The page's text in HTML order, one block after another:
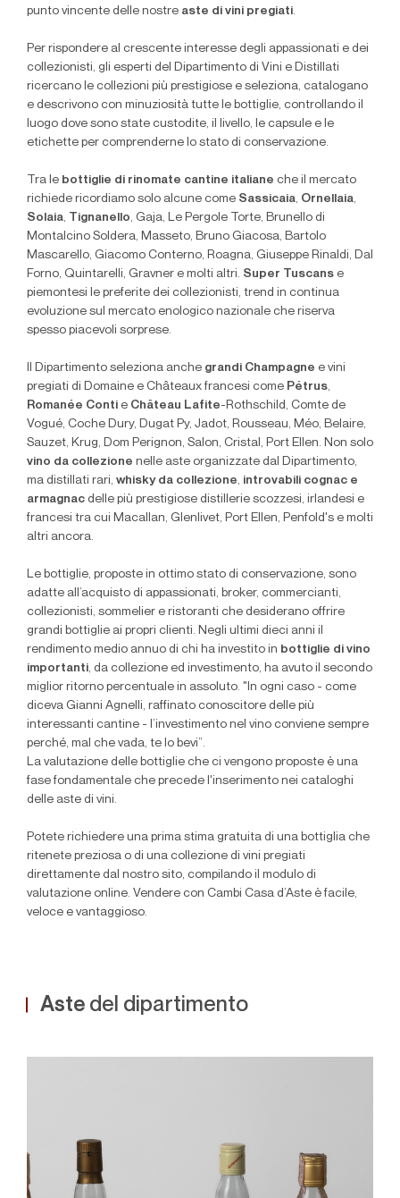
punto vincente delle nostre aste di vini pregiati.
Per rispondere al crescente interesse degli appassionati e dei
collezionisti, gli esperti del Dipartimento di Vini e Distillati
ricercano le collezioni più prestigiose e seleziona, catalogano
e descrivono con minuziosità tutte le bottiglie, controllando il
luogo dove sono state custodite, il livello, le capsule e le
etichette per comprenderne lo stato di conservazione.
Tra le bottiglie di rinomate cantine italiane che il mercato
richiede ricordiamo solo alcune come Sassicaia, Ornellaia,
Solaia, Tignanello, Gaja, Le Pergole Torte, Brunello di
Montalcino Soldera, Masseto, Bruno Giacosa, Bartolo
Mascarello, Giacomo Conterno, Roagna, Giuseppe Rinaldi, Dal
Forno, Quintarelli, Gravner e molti altri. Super Tuscans e
piemontesi le preferite dei collezionisti, trend in continua
evoluzione sul mercato enologico nazionale che riserva
spesso piacevoli sorprese.
Il Dipartimento seleziona anche grandi Champagne e vini
pregiati di Domaine e Châteaux francesi come Pétrus,
Romanée Conti e Château Lafite-Rothschild, Comte de
Vogué, Coche Dury, Dugat Py, Jadot, Rousseau, Méo, Belaire,
Sauzet, Krug, Dom Perignon, Salon, Cristal, Port Ellen. Non solo
vino da collezione nelle aste organizzate dal Dipartimento,
ma distillati rari, whisky da collezione, introvabili cognac e
armagnac delle più prestigiose distillerie scozzesi, irlandesi e
francesi tra cui Macallan, Glenlivet, Port Ellen, Penfold's e molti
altri ancora.
Le bottiglie, proposte in ottimo stato di conservazione, sono
adatte all’acquisto di appassionati, broker, commercianti,
collezionisti, sommelier e ristoranti che desiderano offrire
grandi bottiglie ai propri clienti. Negli ultimi dieci anni il
rendimento medio annuo di chi ha investito in bottiglie di vino
importanti, da collezione ed investimento, ha avuto il secondo
miglior ritorno percentuale in assoluto. "In ogni caso - come
diceva Gianni Agnelli, raffinato conoscitore delle più
interessanti cantine - l’investimento nel vino conviene sempre
perché, mal che vada, te lo bevi”.
La valutazione delle bottiglie che ci vengono proposte è una
fase fondamentale che precede l'inserimento nei cataloghi
delle aste di vini.
Potete richiedere una prima stima gratuita di una bottiglia che
ritenete preziosa o di una collezione di vini pregiati
direttamente dal nostro sito, compilando il modulo di
valutazione online. Vendere con Cambi Casa d’Aste è facile,
veloce e vantaggioso.
Aste del dipartimento